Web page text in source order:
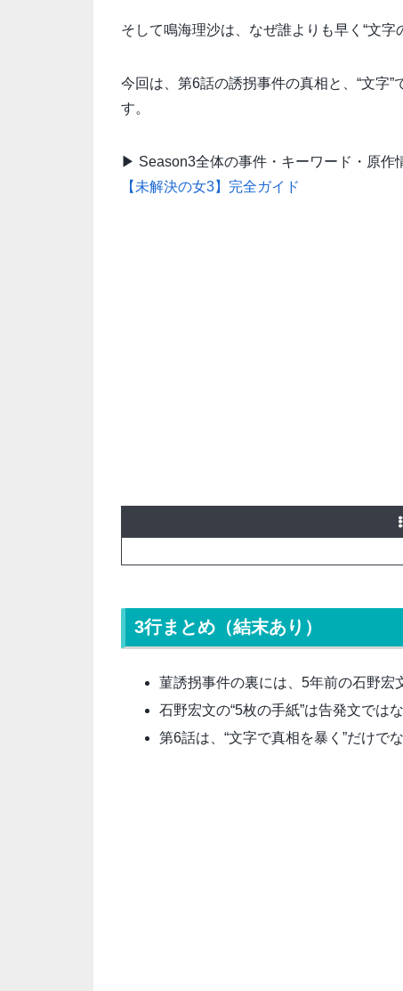
そして鳴海理沙は、なぜ誰よりも早く“文字
今回は、第6話の誘拐事件の真相と、“文字”
す。
▶ Season3全体の事件・キーワード・原作
【未解決の女3】完全ガイド
3行まとめ（結末あり）
菫誘拐事件の裏には、5年前の石野宏
石野宏文の“5枚の手紙”は告発文では
第6話は、“文字で真相を暴く”だけで